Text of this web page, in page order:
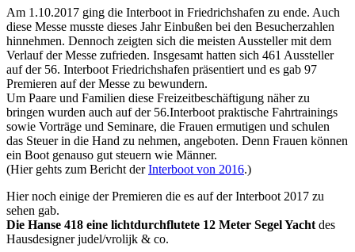
Am 1.10.2017 ging die Interboot in Friedrichshafen zu ende. Auch
diese Messe musste dieses Jahr Einbußen bei den Besucherzahlen
hinnehmen. Dennoch zeigten sich die meisten Aussteller mit dem
Verlauf der Messe zufrieden. Insgesamt hatten sich 461 Aussteller
auf der 56. Interboot Friedrichshafen präsentiert und es gab 97
Premieren auf der Messe zu bewundern.
Um Paare und Familien diese Freizeitbeschäftigung näher zu
bringen wurden auch auf der 56.Interboot praktische Fahrtrainings
sowie Vorträge und Seminare, die Frauen ermutigen und schulen
das Steuer in die Hand zu nehmen, angeboten. Denn Frauen können
ein Boot genauso gut steuern wie Männer.
(Hier gehts zum Bericht derInterboot von 2016.)
Hier noch einige der Premieren die es auf der Interboot 2017 zu
sehen gab.
Die Hanse 418 eine lichtdurchflutete 12 Meter Segel Yacht des
Hausdesigner judel/vrolijk & co.